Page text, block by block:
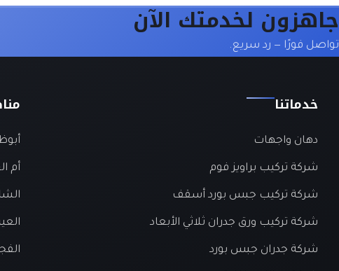
جاهزون لخدمتك الآن
تواصل فورًا — رد سريع.
خدماتنا
دهان واجهات
شركة تركيب براويز فوم
شركة تركيب جبس بورد أسقف
شركة تركيب ورق جدران ثلاثي الأبعاد
شركة جدران جبس بورد
أم